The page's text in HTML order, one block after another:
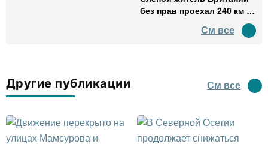
без прав проехал 240 км в
См все
Другие публикации См все